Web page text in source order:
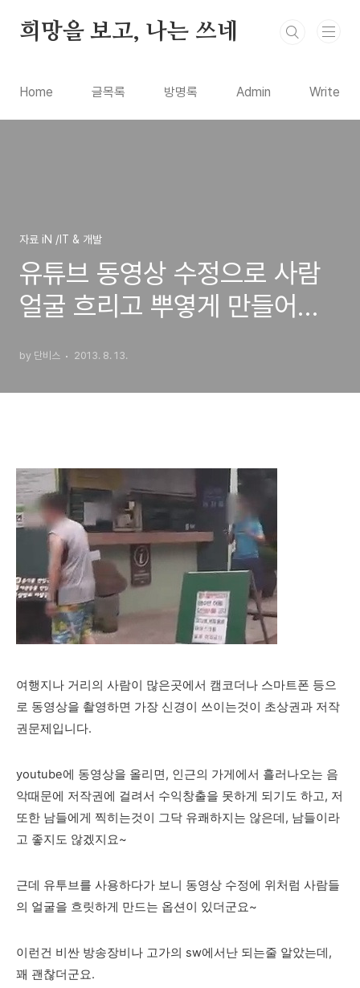
희망을 보고, 나는 쓰네
Home 글목록 방명록 Admin Write
자료 iN /IT & 개발
유튜브 동영상 수정으로 사람
얼굴 흐리고 뿌옇게 만들어서
by 단비스 2013. 8. 13.
여행지나 거리의 사람이 많은곳에서 캠코더나 스마트폰 등으
로 동영상을 촬영하면 가장 신경이 쓰이는것이 초상권과 저작
권문제입니다.
youtube에 동영상을 올리면, 인근의 가게에서 흘러나오는 음
악때문에 저작권에 걸려서 수익창출을 못하게 되기도 하고, 저
또한 남들에게 찍히는것이 그닥 유쾌하지는 않은데, 남들이라
고 좋지도 않겠지요~
근데 유투브를 사용하다가 보니 동영상 수정에 위처럼 사람들
의 얼굴을 흐릿하게 만드는 옵션이 있더군요~
이런건 비싼 방송장비나 고가의 sw에서난 되는줄 알았는데,
꽤 괜찮더군요.